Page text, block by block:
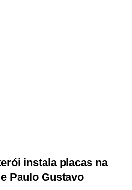
instala placas na
Paulo Gustavo